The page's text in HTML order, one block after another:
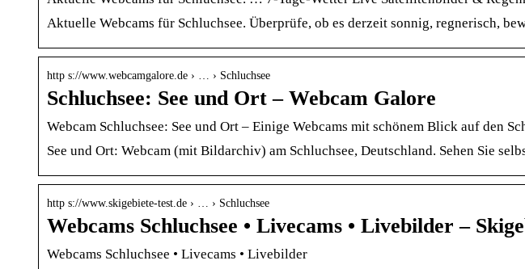
Aktuelle Webcams für Schluchsee. Überprüfe, ob es derzeit sonnig, regnerisch,
http s://www.webcamgalore.de › … › Schluchsee
Schluchsee: See und Ort – Webcam Galore
Webcam Schluchsee: See und Ort – Einige Webcams mit schönem Blick auf den
See und Ort: Webcam (mit Bildarchiv) am Schluchsee, Deutschland. Sehen Sie
http s://www.skigebiete-test.de › … › Schluchsee
Webcams Schluchsee • Livecams • Livebilder –
Webcams Schluchsee • Livecams • Livebilder